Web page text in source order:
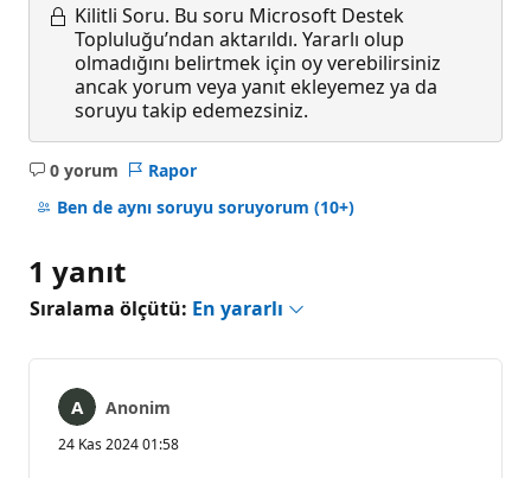
Kilitli Soru. Bu soru Microsoft Destek
Topluluğu’ndan aktarıldı. Yararlı olup
olmadığını belirtmek için oy verebilirsiniz
ancak yorum veya yanıt ekleyemez ya da
soruyu takip edemezsiniz.
0 yorum
Açıklama
yok
Rapor
Ben de aynı soruyu soruyorum (10+)
1 yanıt
Sıralama ölçütü: En yararlı
Anonim
24 Kas 2024 01:58